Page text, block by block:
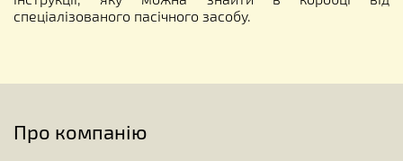
спеціалізованого пасічного засобу.
Про компанію